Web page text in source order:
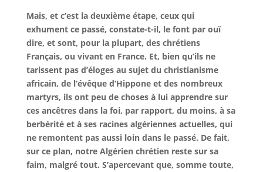
Mais, et c’est la deuxième étape, ceux qui
exhument ce passé, constate-t-il, le font par ouï
dire, et sont, pour la plupart, des chrétiens
Français, ou vivant en France. Et, bien qu’ils ne
tarissent pas d’éloges au sujet du christianisme
africain, de l’évêque d’Hippone et des nombreux
martyrs, ils ont peu de choses à lui apprendre sur
ces ancêtres dans la foi, par rapport, du moins, à sa
berbérité et à ses racines algériennes actuelles, qui
ne remontent pas aussi loin dans le passé. De fait,
sur ce plan, notre Algérien chrétien reste sur sa
faim, malgré tout. S’apercevant que, somme toute,